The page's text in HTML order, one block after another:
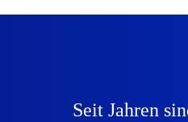
Seit Jahren